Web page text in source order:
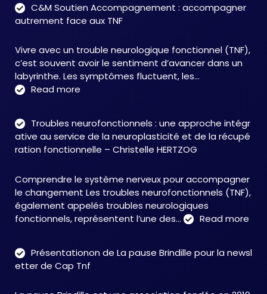
C&M Soutien Accompagnement : accompagner
autrement face aux TNF
Vivre avec un trouble neurologique fonctionnel (TNF),
c’est souvent avoir le sentiment d’avancer dans un
labyrinthe. Les symptômes fluctuent, les…
Read more
Accompagnement
:
accompagner
face
aux
TNF
Troubles neurofonctionnels : une approche intégr
ative au service de la neuroplasticité et de la récupé
ration fonctionnelle – Christelle HERTZOG
Comprendre le système nerveux pour accompagner
le changement Les troubles neurofonctionnels (TNF),
également appelés troubles neurologiques
fonctionnels, représentent l’une des…
Read more
:
Présentationon de La pause Brindille pour la newsl
etter de Cap Tnf